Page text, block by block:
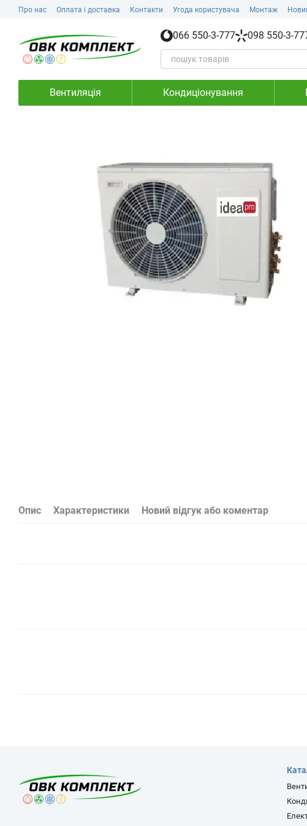
Перейти до основного контенту
Про нас Оплата і доставка Контакти Угода користувача Монтаж
066 550-3-777 098 550-3-
Вентиляція Кондиціонування
Опис Характеристики Новий відгук або коментар